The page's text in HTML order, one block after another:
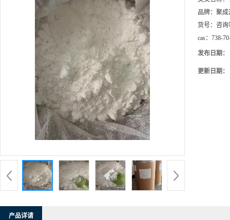
品牌： 聚成
货号： 咨询
cas： 738-
发布日期：
更新日期：
产品详请